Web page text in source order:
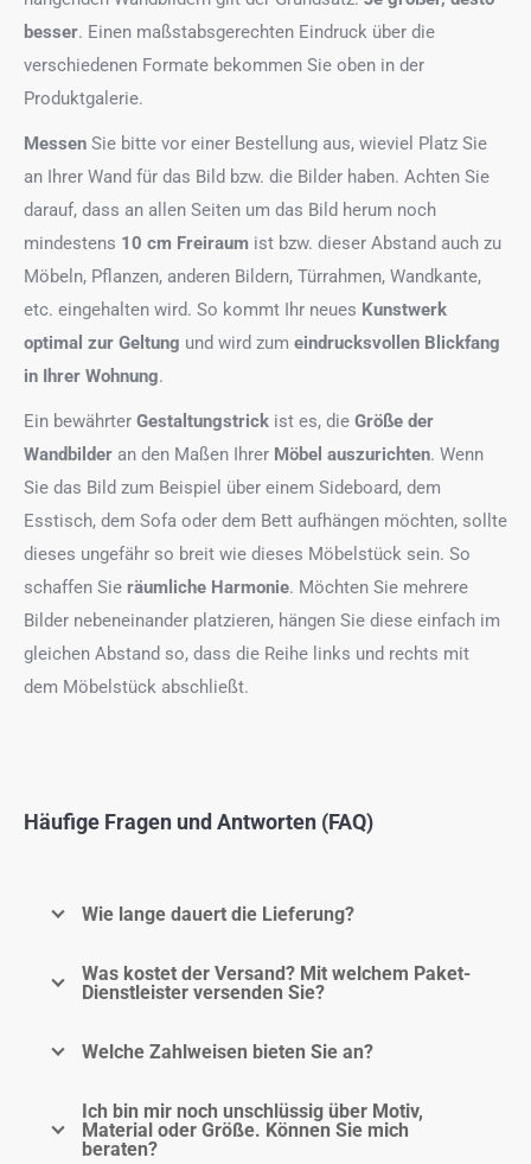
besser. Einen maßstabsgerechten Eindruck über die
verschiedenen Formate bekommen Sie oben in der
Produktgalerie.
Messen Sie bitte vor einer Bestellung aus, wieviel Platz Sie
an Ihrer Wand für das Bild bzw. die Bilder haben. Achten Sie
darauf, dass an allen Seiten um das Bild herum noch
mindestens 10 cm Freiraum ist bzw. dieser Abstand auch zu
Möbeln, Pflanzen, anderen Bildern, Türrahmen, Wandkante,
etc. eingehalten wird. So kommt Ihr neues Kunstwerk
optimal zur Geltung und wird zum eindrucksvollen Blickfang
in Ihrer Wohnung.
Ein bewährter Gestaltungstrick ist es, die Größe der
Wandbilder an den Maßen Ihrer Möbel auszurichten. Wenn
Sie das Bild zum Beispiel über einem Sideboard, dem
Esstisch, dem Sofa oder dem Bett aufhängen möchten, sollte
dieses ungefähr so breit wie dieses Möbelstück sein. So
schaffen Sie räumliche Harmonie. Möchten Sie mehrere
Bilder nebeneinander platzieren, hängen Sie diese einfach im
gleichen Abstand so, dass die Reihe links und rechts mit
dem Möbelstück abschließt.
Häufige Fragen und Antworten (FAQ)
Wie lange dauert die Lieferung?
Was kostet der Versand? Mit welchem Paket-
Dienstleister versenden Sie?
Welche Zahlweisen bieten Sie an?
Ich bin mir noch unschlüssig über Motiv,
Material oder Größe. Können Sie mich
beraten?